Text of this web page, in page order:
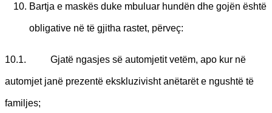
Bartja e maskës duke mbuluar hundën dhe gojën është
obligative në të gjitha rastet, përveç:
10.1. Gjatë ngasjes së automjetit vetëm, apo kur në
automjet janë prezentë ekskluzivisht anëtarët e ngushtë të
familjes;